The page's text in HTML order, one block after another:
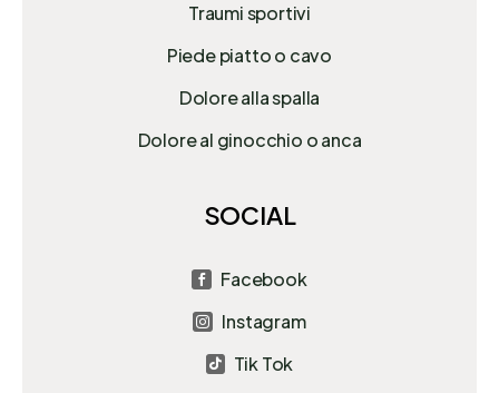
Traumi sportivi
Piede piatto o cavo
Dolore alla spalla
Dolore al ginocchio o anca
SOCIAL
 Facebook
 Instagram
 Tik Tok